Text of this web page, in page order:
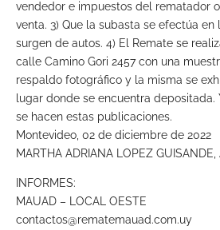
vendedor e impuestos del rematador o
venta. 3) Que la subasta se efectúa
surgen de autos. 4) El Remate se
calle Camino Gori 2457 con una
respaldo fotográfico y la misma se
lugar donde se encuentra
se hacen estas publicaciones.
Montevideo, 02 de diciembre de 2022
MARTHA ADRIANA LOPEZ
INFORMES:
MAUAD – LOCAL OESTE
contactos@rematemauad.com.uy